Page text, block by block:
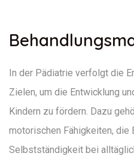
In der Pädiatrie verfolgt die
Zielen, um die Entwicklung
Kindern zu fördern. Dazu
motorischen Fähigkeiten, die
Selbstständigkeit bei